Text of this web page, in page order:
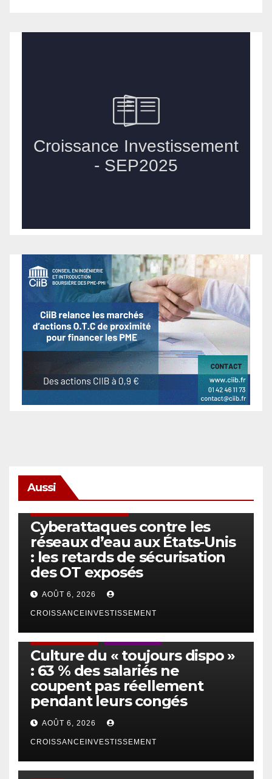
Aussi
Cyberattaques contre les
réseaux d’eau aux États-Unis
: les retards de sécurisation
des OT exposés
AOÛT 6, 2026
CROISSANCEINVESTISSEMENT
Culture du « toujours dispo »
: 63 % des salariés ne
coupent pas réellement
pendant leurs congés
AOÛT 6, 2026
CROISSANCEINVESTISSEMENT